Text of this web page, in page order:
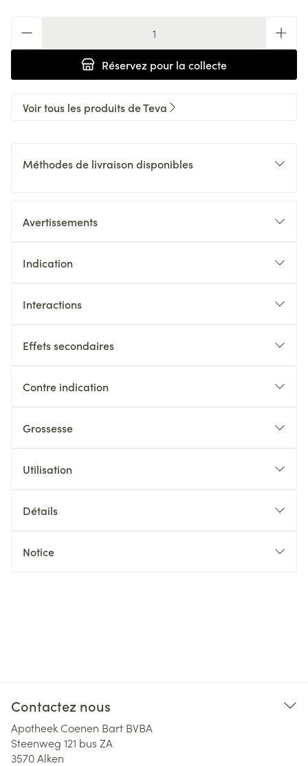
Réservez pour la collecte
Voir tous les produits de Teva
Méthodes de livraison disponibles
Avertissements
Indication
Interactions
Effets secondaires
Contre indication
Grossesse
Utilisation
Détails
Notice
Contactez nous
Apotheek Coenen Bart BVBA
Steenweg 121 bus ZA
3570Alken